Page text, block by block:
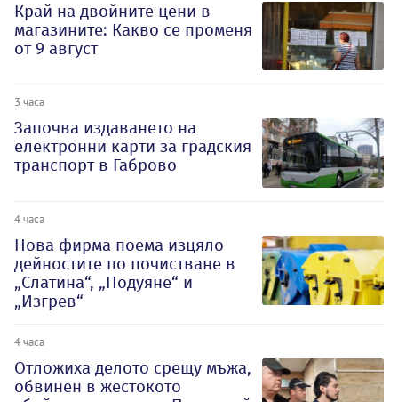
Край на двойните цени в
магазините: Какво се променя
от 9 август
3 часа
Започва издаването на
електронни карти за градския
транспорт в Габрово
4 часа
Нова фирма поема изцяло
дейностите по почистване в
„Слатина“, „Подуяне“ и
„Изгрев“
4 часа
Отложиха делото срещу мъжа,
обвинен в жестокото